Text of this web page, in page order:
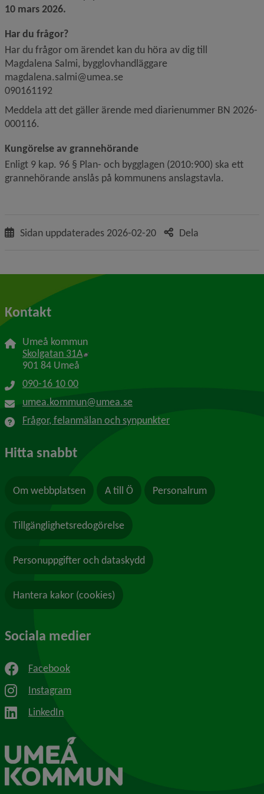
10 mars 2026.
Har du frågor?
Har du frågor om ärendet kan du höra av dig till
Magdalena Salmi, bygglovhandläggare
magdalena.salmi@umea.se
090161192
Meddela att det gäller ärende med diarienummer BN 2026-
000116.
Kungörelse av grannehörande
Enligt 9 kap. 96 § Plan- och bygglagen (2010:900) ska ett
grannehörande anslås på kommunens anslagstavla.
Sidan uppdaterades 2026-02-20 Dela
Kontakt
Umeå kommun
Skolgatan 31A Länk till annan webbplats, öppnas i nytt
901 84 Umeå
090-16 10 00
umea.kommun@umea.se
Frågor, felanmälan och synpunkter
Hitta snabbt
Om webbplatsen A till Ö Personalrum
Tillgänglighetsredogörelse
Personuppgifter och dataskydd
Hantera kakor (cookies)
Sociala medier
Facebook
Instagram
LinkedIn